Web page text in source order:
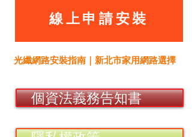
線上申請安裝
光纖網路安裝指南｜新北市家用網路選擇
個資法義務告知書